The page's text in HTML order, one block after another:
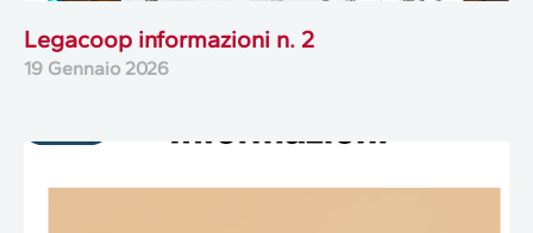
Legacoop informazioni n. 2
19 Gennaio 2026